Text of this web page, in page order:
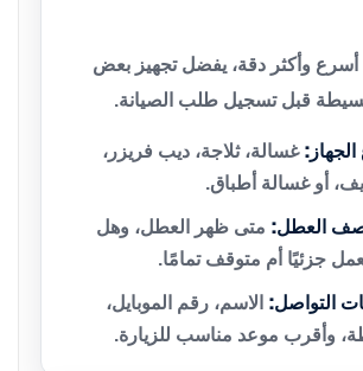
وأكثر دقة، يفضل تجهيز بعض
قبل تسجيل طلب الصيانة.
غسالة، ثلاجة، ديب فريزر،
أو غسالة أطباق.
العطل: متى ظهر العطل، وهل
جزئيًا أم متوقف تمامًا.
التواصل: الاسم، رقم الموبايل،
وأقرب موعد مناسب للزيارة.